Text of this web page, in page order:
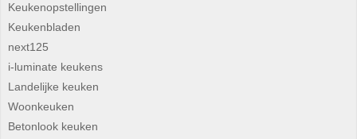
Keukenopstellingen
Keukenbladen
next125
i-luminate keukens
Landelijke keuken
Woonkeuken
Betonlook keuken